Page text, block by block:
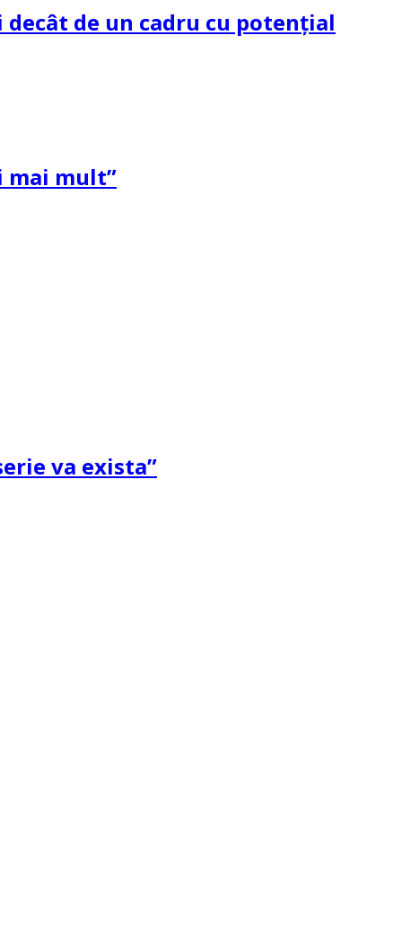
de un cadru cu potenţial
mai mult”
va exista”